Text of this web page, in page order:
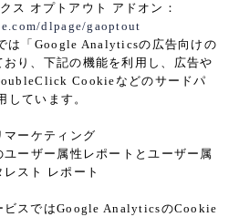
ス オプトアウト アドオン：
dlpage/gaoptout
は「Google Analyticsの広告向けの
り、下記の機能を利用し、広告や
Cookieなどのサードパ
しています。
ーケティング
ーザー属性レポートとユーザー属
スト レポート
ビスではGoogle AnalyticsのCookie